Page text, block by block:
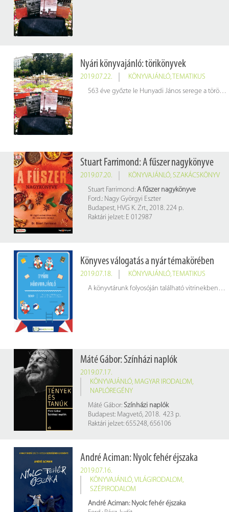
Nyári könyvajánló: törikönyvek
2019.07.22. KÖNYVAJÁNLÓ,
TEMATIKUS
563 éve győzte le Hunyadi János serege a törököket Nándorfehérvárnál. Ennek a dicső győzelemnek az emlékére hallható a déli harangszó, és ennek apropóján gyűjtöttünk csokorba könyveink közül néhányat, amelyek Magyarország történetét dolgozzák fel röviden, közérthetően, megcélozva a történelem iránt érdeklődők lehető legszélesebb körét.
Stuart Farrimond: A fűszer nagykönyve
2019.07.20. KÖNYVAJÁNLÓ, SZAKÁCSKÖNYV
Stuart Farrimond: A fűszer nagykönyve
Ford.: Nagy Györgyi Eszter
Budapest, HVG K. Zrt., 2018. 224 p.
Raktári jelzet: E 012987
Könyves válogatás a nyár témakörében
2019.07.18. KÖNYVAJÁNLÓ,TEMATIKUS
A könyvtárunk folyosóján található vitrinekben elhelyezett könyvek várják, hogy – még a zárás előtt – kikölcsönözzék őket. A nyárral kapcsolatos könyvválogatás kicsiknek és nagyoknak is szól.
Máté Gábor: Színházi naplók
2019.07.17.
KÖNYVAJÁNLÓ, MAGYAR IRODALOM,
NAPLÓREGÉNY
Máté Gábor: Színházi naplók
Budapest: Magvető, 2018. 423 p.
Raktári jelzet: 655248, 656106
André Aciman: Nyolc fehér éjszaka
2019.07.16.
KÖNYVAJÁNLÓ, VILÁGIRODALOM,
SZÉPIRODALOM
André Aciman: Nyolc fehér éjszaka